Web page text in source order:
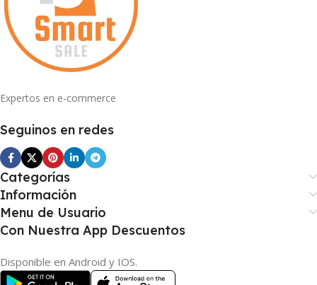
Expertos en e-commerce
Seguinos en redes
Categorías
Información
Menu de Usuario
Con Nuestra App Descuentos
Disponible en Android y IOS.